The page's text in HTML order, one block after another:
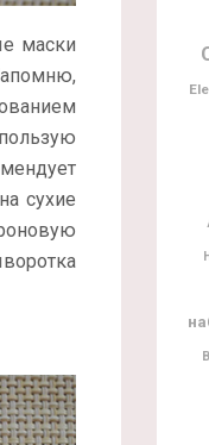
маски
сухие